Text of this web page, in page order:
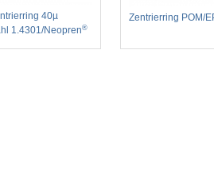
40µ
1.4301/Neopren®
Zentrierring POM/